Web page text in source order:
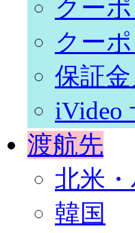
クー
クー
保証
iVideo
渡航先
北米
韓国